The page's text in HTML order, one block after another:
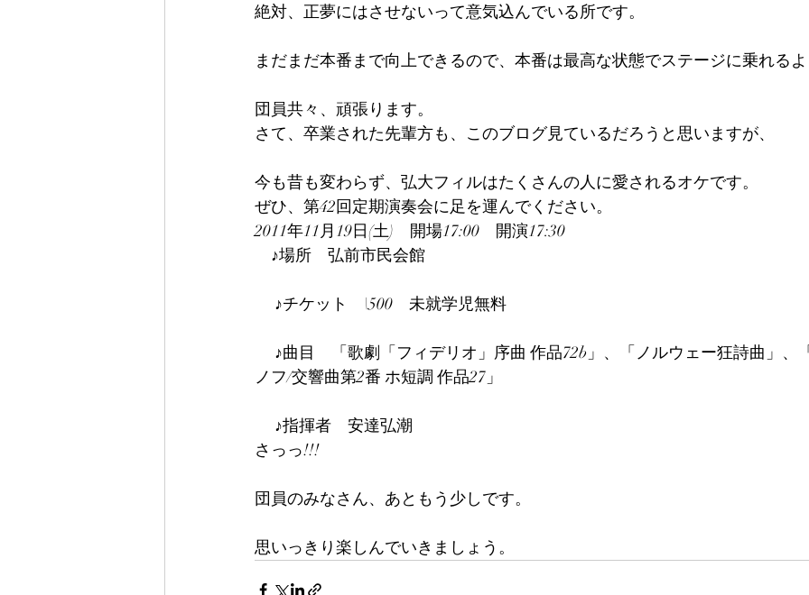
絶対、正夢にはさせないって意気込んでいる所です。
まだまだ本番まで向上できるので、本番は最高な状態でステージに乗れる
団員共々、頑張ります。
さて、卒業された先輩方も、このブログ見ているだろうと思いますが、
今も昔も変わらず、弘大フィルはたくさんの人に愛されるオケです。
ぜひ、第42回定期演奏会に足を運んでください。
2011年11月19日(土)　開場17:00　開演17:30
♪場所　弘前市民会館
♪チケット　\500　未就学児無料
ノフ/交響曲第2番 ホ短調 作品27」
♪指揮者　安達弘潮
さっっ!!!
団員のみなさん、あともう少しです。
思いっきり楽しんでいきましょう。